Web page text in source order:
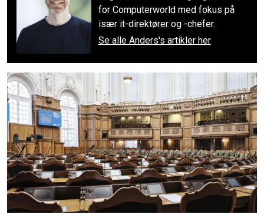
for Computerworld med fokus på
især it-direktører og -chefer.
Se alle Anders's artikler her